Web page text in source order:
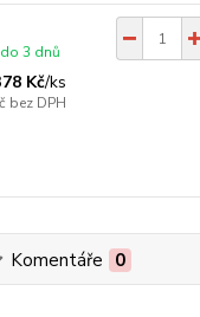
Kč/ks
bez DPH
do 3 dnů
Komentáře 0